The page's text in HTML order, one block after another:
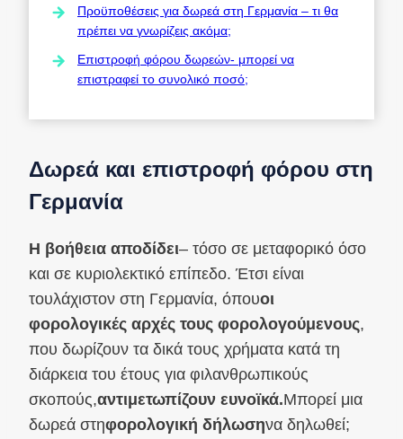
Προϋποθέσεις για δωρεά στη Γερμανία – τι θα
πρέπει να γνωρίζεις ακόμα;
Επιστροφή φόρου δωρεών- μπορεί να
επιστραφεί το συνολικό ποσό;
Δωρεά και επιστροφή φόρου στη
Γερμανία
Η βοήθεια αποδίδει– τόσο σε μεταφορικό όσο
και σε κυριολεκτικό επίπεδο. Έτσι είναι
τουλάχιστον στη Γερμανία, όπουοι
φορολογικές αρχές τους φορολογούμενους,
που δωρίζουν τα δικά τους χρήματα κατά τη
διάρκεια του έτους για φιλανθρωπικούς
σκοπούς,αντιμετωπίζουν ευνοϊκά.Μπορεί μια
δωρεά στηφορολογική δήλωσηνα δηλωθεί;